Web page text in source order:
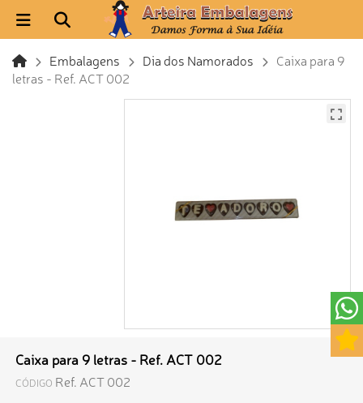
Embalagens Dia dos Namorados
Caixa para 9
letras - Ref. ACT 002
Caixa para 9 letras - Ref. ACT 002
CÓDIGO Ref. ACT 002